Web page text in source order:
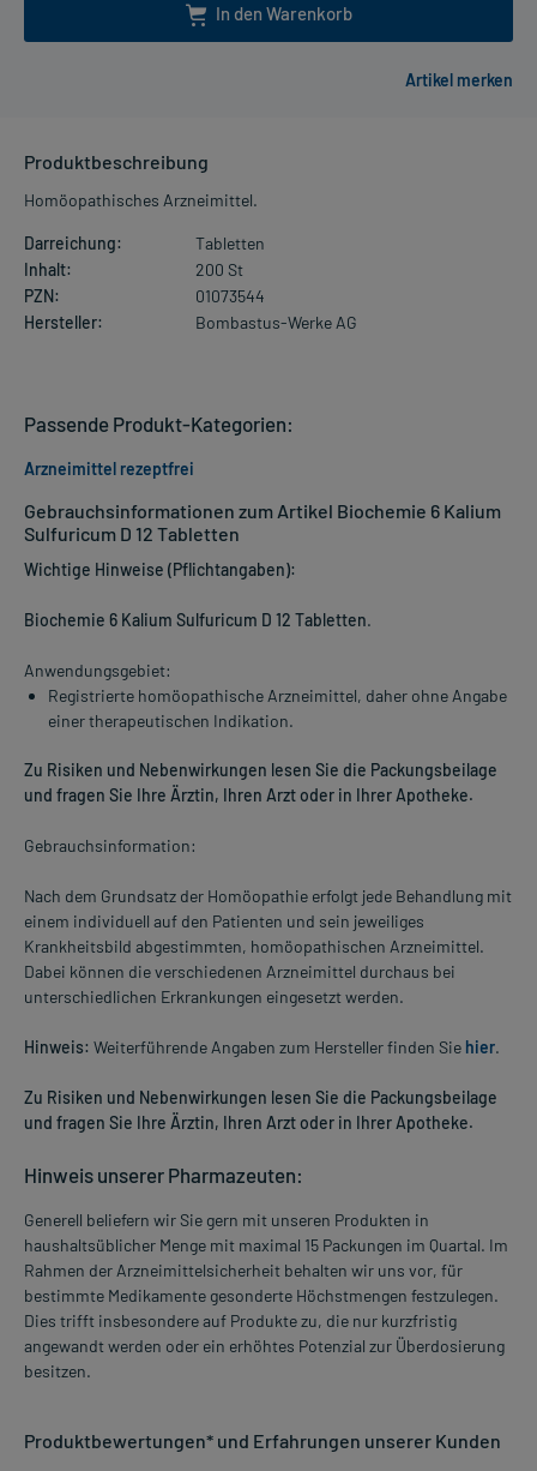
In den Warenkorb
Produktbeschreibung
Homöopathisches Arzneimittel.
Darreichung:
Tabletten
Inhalt:
200 St
PZN:
01073544
Hersteller:
Bombastus-Werke AG
Gebrauchsinformationen zum Artikel Biochemie 6 Kalium
Sulfuricum D 12 Tabletten
Wichtige Hinweise (Pflichtangaben):
Biochemie 6 Kalium Sulfuricum D 12 Tabletten.
Anwendungsgebiet:
Registrierte homöopathische Arzneimittel, daher ohne Angabe
einer therapeutischen Indikation.
Zu Risiken und Nebenwirkungen lesen Sie die Packungsbeilage
und fragen Sie Ihre Ärztin, Ihren Arzt oder in Ihrer Apotheke.
Gebrauchsinformation:
Nach dem Grundsatz der Homöopathie erfolgt jede Behandlung mit
einem individuell auf den Patienten und sein jeweiliges
Krankheitsbild abgestimmten, homöopathischen Arzneimittel.
Dabei können die verschiedenen Arzneimittel durchaus bei
unterschiedlichen Erkrankungen eingesetzt werden.
Hinweis: Weiterführende Angaben zum Hersteller finden Sie hier.
Zu Risiken und Nebenwirkungen lesen Sie die Packungsbeilage
und fragen Sie Ihre Ärztin, Ihren Arzt oder in Ihrer Apotheke.
Hinweis unserer Pharmazeuten:
Generell beliefern wir Sie gern mit unseren Produkten in
haushaltsüblicher Menge mit maximal 15 Packungen im Quartal. Im
Rahmen der Arzneimittelsicherheit behalten wir uns vor, für
bestimmte Medikamente gesonderte Höchstmengen festzulegen.
Dies trifft insbesondere auf Produkte zu, die nur kurzfristig
angewandt werden oder ein erhöhtes Potenzial zur Überdosierung
besitzen.
Produktbewertungen* und Erfahrungen unserer Kunden
Passende Produkt-Kategorien:
Arzneimittel rezeptfrei